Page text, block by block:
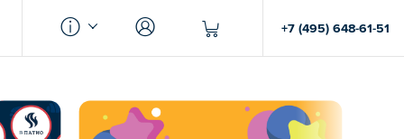
+7 (495) 648-61-51